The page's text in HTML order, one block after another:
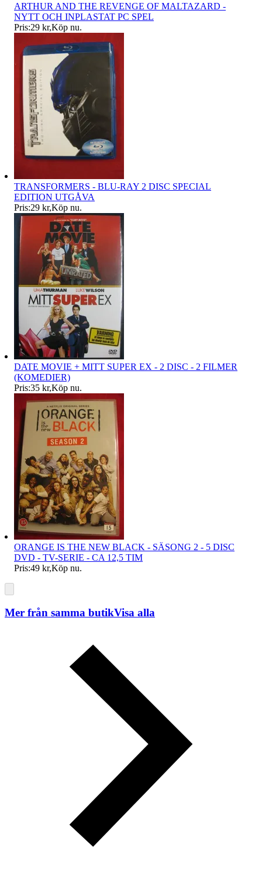
ARTHUR AND THE REVENGE OF MALTAZARD -
NYTT OCH INPLASTAT PC SPEL
Pris:29 kr,Köp nu.
TRANSFORMERS - BLU-RAY 2 DISC SPECIAL
EDITION UTGÅVA
Pris:29 kr,Köp nu.
DATE MOVIE + MITT SUPER EX - 2 DISC - 2 FILMER
(KOMEDIER)
Pris:35 kr,Köp nu.
ORANGE IS THE NEW BLACK - SÄSONG 2 - 5 DISC
DVD - TV-SERIE - CA 12,5 TIM
Pris:49 kr,Köp nu.
Mer från samma butikVisa alla